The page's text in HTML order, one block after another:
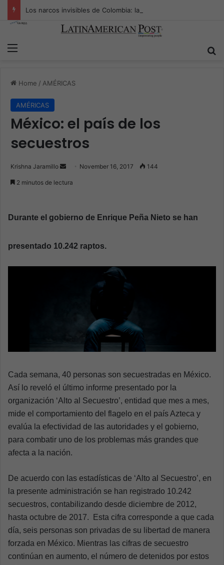
Home / AMÉRICAS
AMÉRICAS
México: el país de los
secuestros
Krishna Jaramillo
a
m
November 16, 2017 144
2 minutos de lectura
Durante el gobierno de Enrique Peña Nieto se han
presentado 10.242 raptos.
Cada semana, 40 personas son secuestradas en México.
Así lo reveló el último informe presentado por la
organización ‘Alto al Secuestro’, entidad que mes a mes,
mide el comportamiento del flagelo en el país Azteca y
evalúa la efectividad de las autoridades y el gobierno,
para combatir uno de los problemas más grandes que
afecta a la nación.
De acuerdo con las estadísticas de ‘Alto al Secuestro’, en
la presente administración se han registrado 10.242
secuestros, contabilizando desde diciembre de 2012,
hasta octubre de 2017. Esta cifra corresponde a que cada
día, seis personas son privadas de su libertad de manera
forzada en México. Mientras las cifras de secuestro
continúan en aumento, el número de detenidos por estos